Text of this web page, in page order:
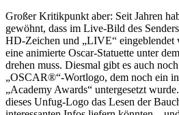
Großer Kritikpunkt aber: Seit Jahren
gewöhnt, dass im Live-Bild des
HD-Zeichen und „LIVE“ eingeblendet
eine animierte Oscar-Statuette unter
drehen muss. Diesmal gibt es auch
„OSCAR®“-Wortlogo, dem noch ein in
„Academy Awards“ untergesetzt
dieses Unfug-Logo das Lesen der